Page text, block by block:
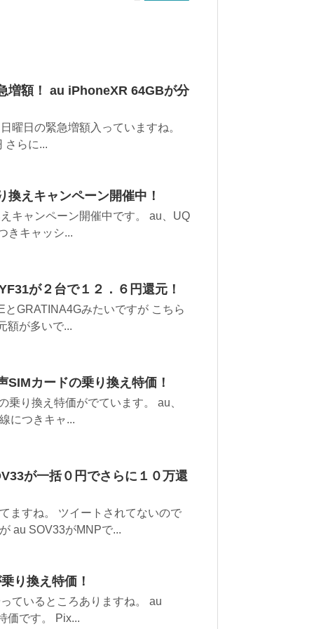
増額！ au iPhoneXR 64GBが分
曜日の緊急増額入っていますね。
さらに...
えキャンペーン開催中！
キャンペーン開催中です。 au、UQ
きキャッシ...
が２台で１２．６円還元！
GRATINA4Gみたいですが こちら
額が多いで...
カードの乗り換え特価！
り換え特価がでています。 au、
につきキャ...
が一括０円でさらに１０万還
ますね。 ツイートされてないので
au SOV33がMNPで...
り換え特価！
ているところありますね。 au
価です。 Pix...